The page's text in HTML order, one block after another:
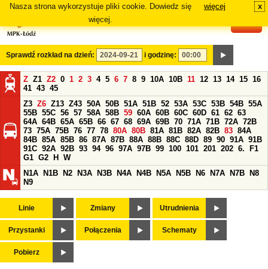
Nasza strona wykorzystuje pliki cookie. Dowiedz się
więcej.
więcej x
Sprawdź rozkład na dzień: i godzinę:
Z Z1 Z2 0 1 2 3 4 5 6 7 8 9 10A 10B 11 12 13 14 15 16
41 43 45
Z3 Z6 Z13 Z43 50A 50B 51A 51B 52 53A 53C 53B 54B 55A
55B 55C 56 57 58A 58B 59 60A 60B 60C 60D 61 62 63
64A 64B 65A 65B 66 67 68 69A 69B 70 71A 71B 72A 72B
73 75A 75B 76 77 78 80A 80B 81A 81B 82A 82B 83 84A
84B 85A 85B 86 87A 87B 88A 88B 88C 88D 89 90 91A 91B
91C 92A 92B 93 94 96 97A 97B 99 100 101 201 202 6.
F1
G1 G2 H
W
N1A
N1B N2 N3A N3B N4A N4B N5A N5B N6 N7A N7B
N8
N9
Linie Zmiany Utrudnienia
Przystanki Połączenia Schematy
Pobierz